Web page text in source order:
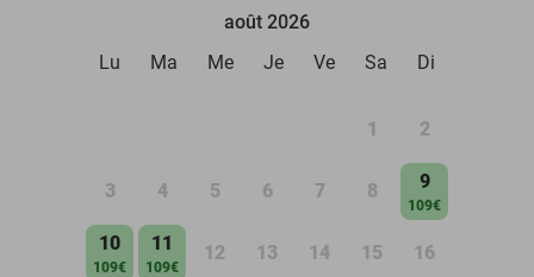
août 2026
Lu
Ma Me Je Ve Sa Di
1 2
3 4 5 6 7 8 9
109€
10
109€
11
109€
12 13 14 15 16